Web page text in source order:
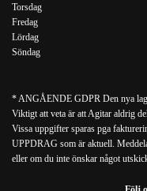
Torsdag
Fredag
Lördag
Söndag
* ANGÅENDE GDPR Den nya
Viktigt att veta är att Agitar aldrig
Vissa uppgifter sparas pga
UPPDRAG som är aktuell.
eller om du inte önskar något